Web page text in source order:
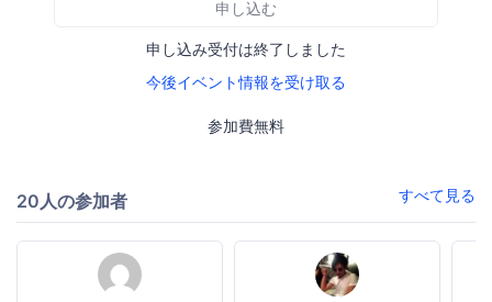
申し込む
申し込み受付は終了しました
今後イベント情報を受け取る
参加費無料
20人の参加者 すべて見る